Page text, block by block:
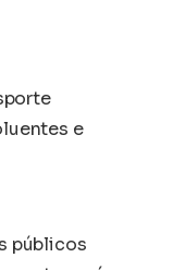
e
públicos